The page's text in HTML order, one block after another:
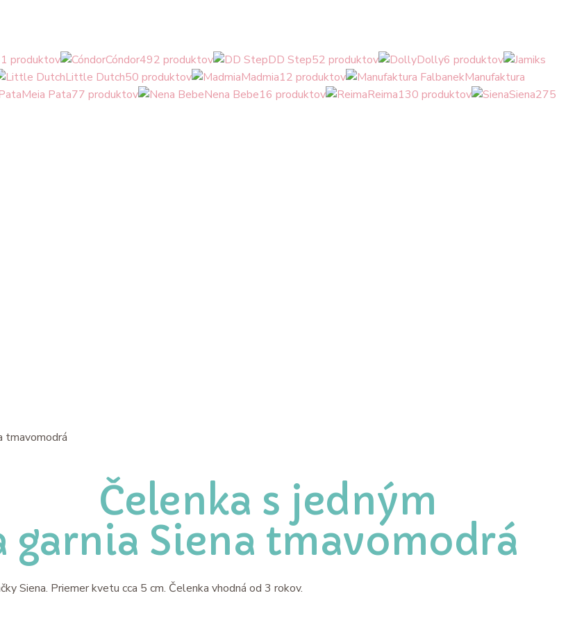
produktov Cóndor492 produktov DD Step52 produktov Dolly6 produktov
Little Dutch50 produktov Madmia12 produktov
Manufaktura
Meia Pata77 produktov Nena Bebe16 produktov Reima130 produktov Siena275
tmavomodrá
Čelenka s jedným
Siena tmavomodrá
Siena. Priemer kvetu cca 5 cm. Čelenka vhodná od 3 rokov.